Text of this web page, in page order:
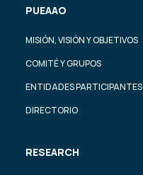
PUEAAO
MISIÓN, VISIÓN Y OBJETIVOS
COMITÉ Y GRUPOS
ENTIDADES PARTICIPANTES
DIRECTORIO
RESEARCH